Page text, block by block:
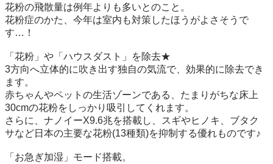
花粉の飛散量は例年よりも多いとのこと。
花粉症のかた、今年は室内も対策したほうがよさそうで
す…！
「花粉」や「ハウスダスト」を除去★
3方向へ立体的に吹き出す独自の気流で、効果的に除去でき
ます。
赤ちゃんやペットの生活ゾーンである、たまりがちな床上
30cmの花粉をしっかり吸引してくれます。
さらに、ナノイーX9.6兆を搭載し、スギやヒノキ、ブタク
サなど日本の主要な花粉(13種類)を抑制する優れものです♪
「お急ぎ加湿」モード搭載。